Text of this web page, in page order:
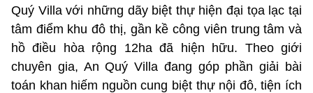
Quý Villa với những dãy biệt thự hiện đại tọa lạc tại
tâm điểm khu đô thị, gần kề công viên trung tâm và
hồ điều hòa rộng 12ha đã hiện hữu. Theo giới
chuyên gia, An Quý Villa đang góp phần giải bài
toán khan hiếm nguồn cung biệt thự nội đô, tiện ích